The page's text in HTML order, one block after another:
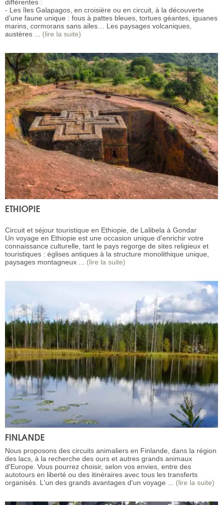
différentes :
- Les îles Galapagos, en croisière ou en circuit, à la découverte
d’une faune unique : fous à pattes bleues, tortues géantes, iguanes
marins, cormorans sans ailes… Les paysages volcaniques,
austères ... (lire la suite)
ETHIOPIE
Circuit et séjour touristique en Ethiopie, de Lalibela à Gondar
Un voyage en Ethiopie est une occasion unique d'enrichir votre
connaissance culturelle, tant le pays regorge de sites religieux et
touristiques : églises antiques à la structure monolithique unique,
paysages montagneux ... (lire la suite)
FINLANDE
Nous proposons des circuits animaliers en Finlande, dans la région
des lacs, à la recherche des ours et autres grands animaux
d'Europe. Vous pourrez choisir, selon vos envies, entre des
autotours en liberté ou des itinéraires avec tous les transferts
organisés. L'un des grands avantages d'un voyage ... (lire la suite)